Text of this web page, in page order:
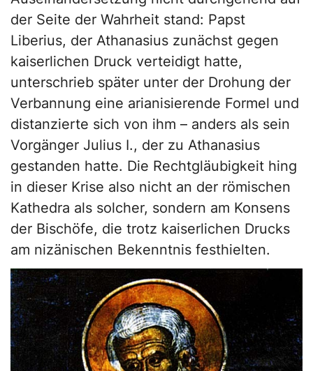
der Seite der Wahrheit stand: Papst
Liberius, der Athanasius zunächst gegen
kaiserlichen Druck verteidigt hatte,
unterschrieb später unter der Drohung der
Verbannung eine arianisierende Formel und
distanzierte sich von ihm – anders als sein
Vorgänger Julius I., der zu Athanasius
gestanden hatte. Die Rechtgläubigkeit hing
in dieser Krise also nicht an der römischen
Kathedra als solcher, sondern am Konsens
der Bischöfe, die trotz kaiserlichen Drucks
am nizänischen Bekenntnis festhielten.